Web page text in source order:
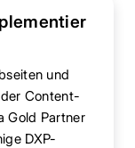
und
Content-
Gold Partner
DXP-